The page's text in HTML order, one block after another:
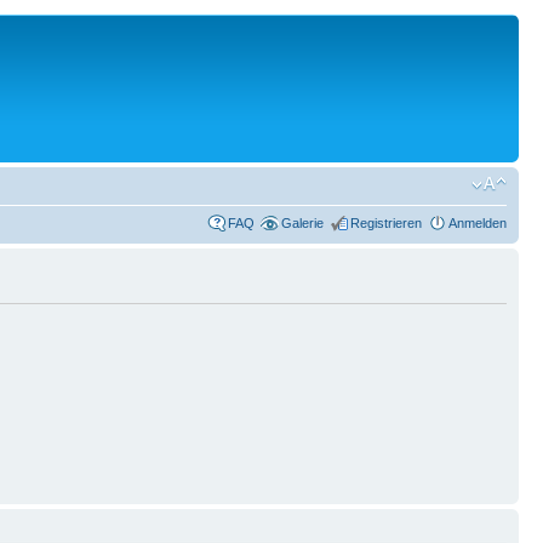
FAQ Galerie Registrieren Anmelden